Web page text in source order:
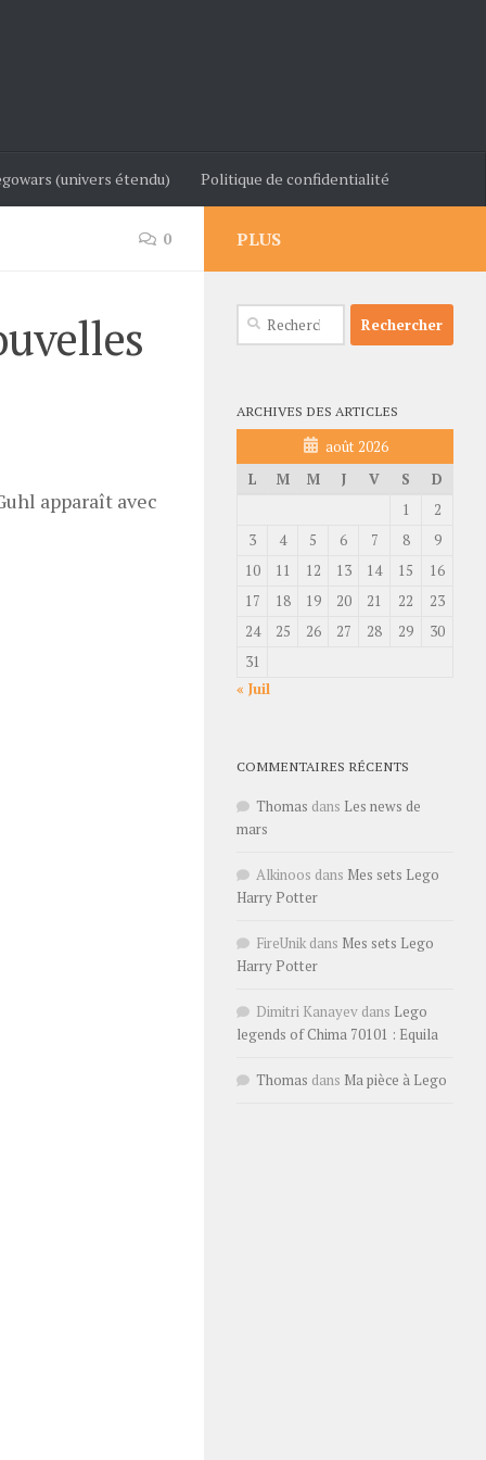
(univers étendu) Politique de confidentialité
0
apparaît avec
PLUS
Rechercher :
ARCHIVES DES ARTICLES
août 2026
L
M M J V S
D
1
2
3
4 5 6 7 8
9
10
11 12 13 14 15
16
17
18 19 20 21 22
23
24
25 26 27 28 29
30
31
« Juil
COMMENTAIRES RÉCENTS
Thomas dans Les news de
mars
Alkinoos dans Mes sets Lego
Harry Potter
FireUnik dans Mes sets Lego
Harry Potter
Dimitri Kanayev dans Lego
legends of Chima 70101 : Equila
Thomas dans Ma pièce à Lego